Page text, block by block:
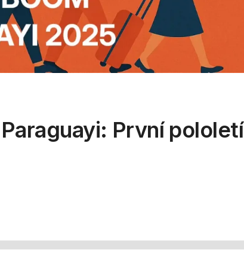
První pololetí